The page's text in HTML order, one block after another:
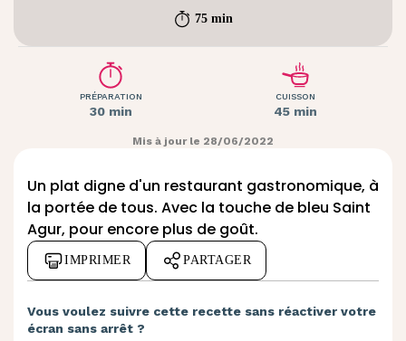
75 min
PRÉPARATION
30 min
CUISSON
45 min
Mis à jour le 28/06/2022
Un plat digne d'un restaurant gastronomique, à
la portée de tous. Avec la touche de bleu Saint
Agur, pour encore plus de goût.
IMPRIMER PARTAGER
Vous voulez suivre cette recette sans réactiver votre
écran sans arrêt ?